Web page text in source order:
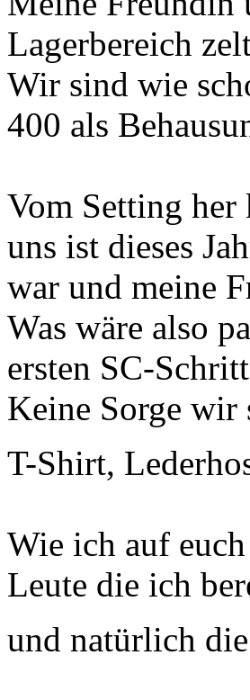
Lagerbereich
Wir sind wie
400 als
Vom Setting her
uns ist dieses
war und meine
Was wäre also
ersten SC-
Keine Sorge wir
T-Shirt,
Wie ich auf
Leute die ich
und natürlich